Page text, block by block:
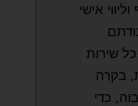
אישי
שירות
בקרה
כדי